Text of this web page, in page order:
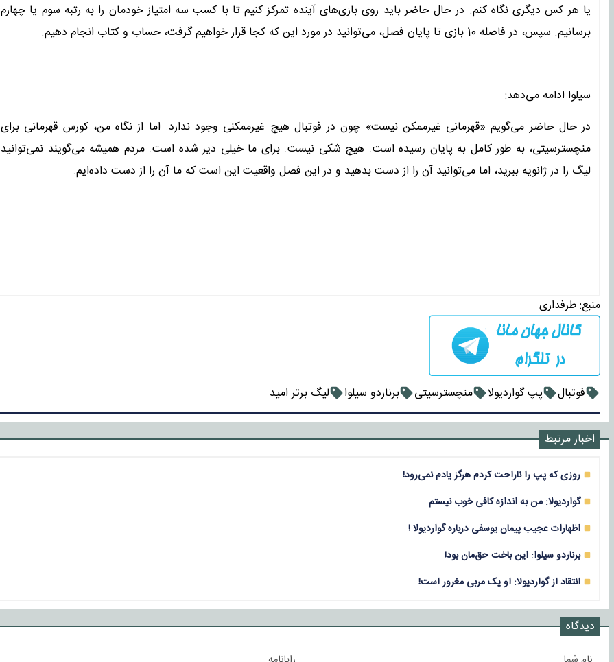
یا هر کس دیگری نگاه کنم. در حال حاضر باید روی بازی‌های آینده تمرکز کنیم تا با کسب سه امتیاز خودمان را به رتبه سوم یا چهارم
برسانیم. سپس، در فاصله 10 بازی تا پایان فصل، می‌توانید در مورد این که کجا قرار خواهیم گرفت، حساب و کتاب انجام دهیم.
سیلوا ادامه می‌دهد:
در حال حاضر می‌گویم «قهرمانی غیرممکن نیست» چون در فوتبال هیچ غیرممکنی وجود ندارد. اما از نگاه من، کورس قهرمانی برای
منچسترسیتی، به طور کامل به پایان رسیده است. هیچ شکی نیست. برای ما خیلی دیر شده است. مردم همیشه می‌گویند نمی‌توانید
لیگ را در ژانویه ببرید، اما می‌توانید آن را از دست بدهید و در این فصل واقعیت این است که ما آن را از دست داده‌ایم.
منبع:طرفداری
فوتبال پپ گواردیولا منچسترسیتی برناردو سیلوا لیگ برتر امید
اخبار مرتبط
روزی که پپ را ناراحت کردم هرگز یادم نمی‌رود!‌
گواردیولا: من به اندازه کافی خوب نیستم
اظهارات عجیب پیمان یوسفی درباره گواردیولا !
برناردو سیلوا: این باخت حق‌مان بود!
انتقاد از گواردیولا: او یک مربی مغرور است!
دیدگاه